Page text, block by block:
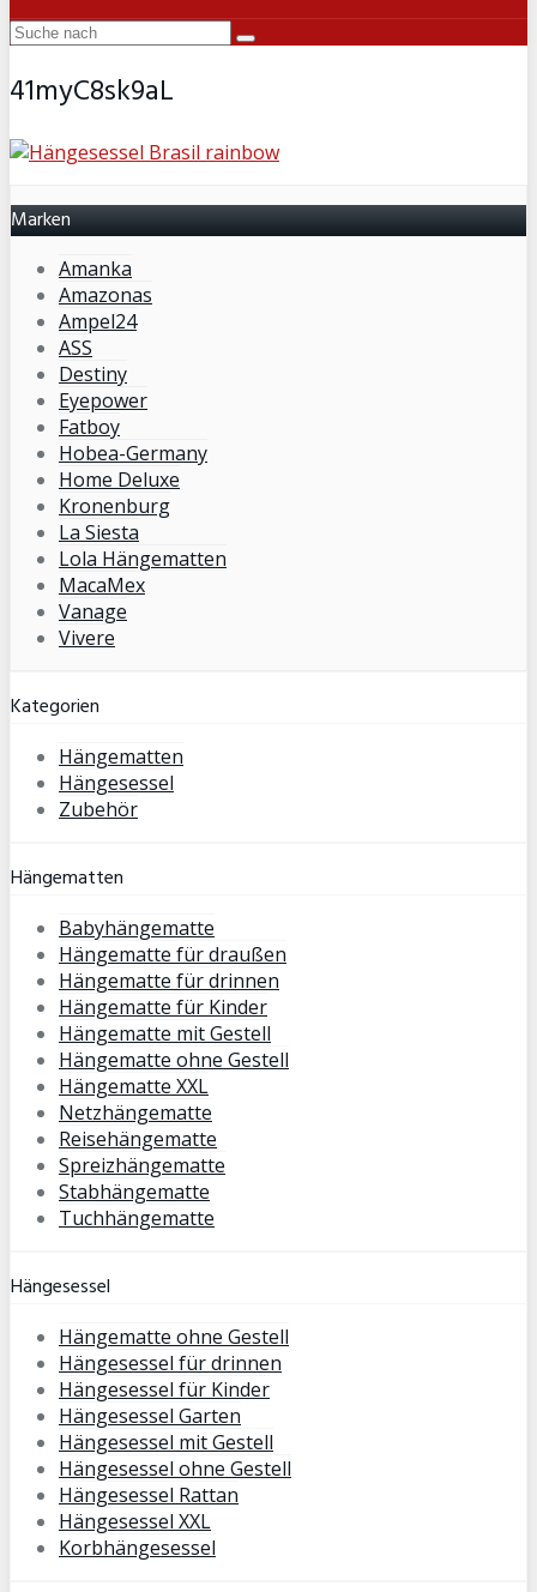
41myC8sk9aL
Marken
Amanka
Amazonas
Ampel24
ASS
Destiny
Eyepower
Fatboy
Hobea-Germany
Home Deluxe
Kronenburg
La Siesta
Lola Hängematten
MacaMex
Vanage
Vivere
Kategorien
Hängematten
Hängesessel
Zubehör
Hängematten
Babyhängematte
Hängematte für draußen
Hängematte für drinnen
Hängematte für Kinder
Hängematte mit Gestell
Hängematte ohne Gestell
Hängematte XXL
Netzhängematte
Reisehängematte
Spreizhängematte
Stabhängematte
Tuchhängematte
Hängesessel
Hängematte ohne Gestell
Hängesessel für drinnen
Hängesessel für Kinder
Hängesessel Garten
Hängesessel mit Gestell
Hängesessel ohne Gestell
Hängesessel Rattan
Hängesessel XXL
Korbhängesessel